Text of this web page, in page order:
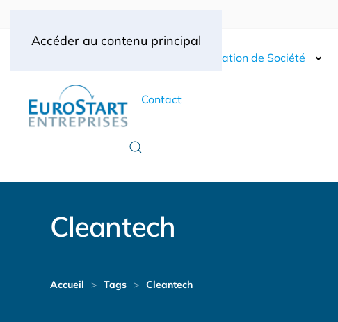
Accéder au contenu principal
Création de Société
Contact
Cleantech
Accueil Tags Cleantech